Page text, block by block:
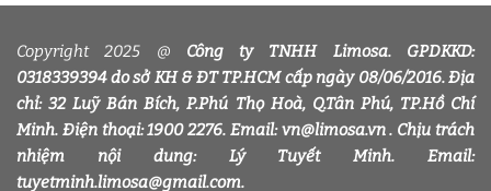
Copyright 2025 @ Công ty TNHH Limosa. GPDKKD:
0318339394 do sở KH & ĐT TP.HCM cấp ngày 08/06/2016. Địa
chỉ: 32 Luỹ Bán Bích, P.Phú Thọ Hoà, Q.Tân Phú, TP.Hồ Chí
Minh. Điện thoại: 1900 2276. Email: vn@limosa.vn . Chịu trách
nhiệm nội dung: Lý Tuyết Minh. Email:
tuyetminh.limosa@gmail.com.